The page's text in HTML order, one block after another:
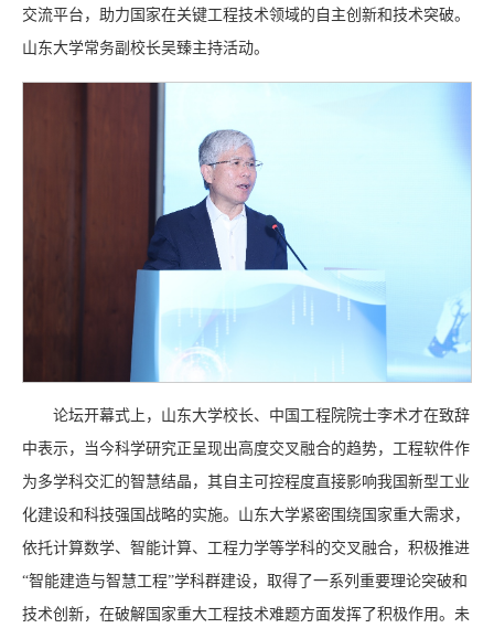
交流平台，助力国家在关键工程技术领域的自主创新和技术突破。
山东大学常务副校长吴臻主持活动。
论坛开幕式上，山东大学校长、中国工程院院士李术才在致辞
中表示，当今科学研究正呈现出高度交叉融合的趋势，工程软件作
为多学科交汇的智慧结晶，其自主可控程度直接影响我国新型工业
化建设和科技强国战略的实施。山东大学紧密围绕国家重大需求，
依托计算数学、智能计算、工程力学等学科的交叉融合，积极推进
“智能建造与智慧工程”学科群建设，取得了一系列重要理论突破和
技术创新，在破解国家重大工程技术难题方面发挥了积极作用。未